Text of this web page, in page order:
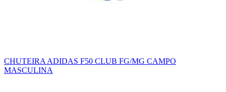
CHUTEIRA ADIDAS F50 CLUB FG/MG CAMPO
MASCULINA